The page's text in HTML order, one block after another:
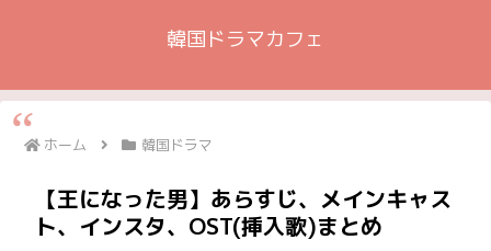
韓国ドラマカフェ
ホーム 韓国ドラマ
【王になった男】あらすじ、メインキャス
ト、インスタ、OST(挿入歌)まとめ